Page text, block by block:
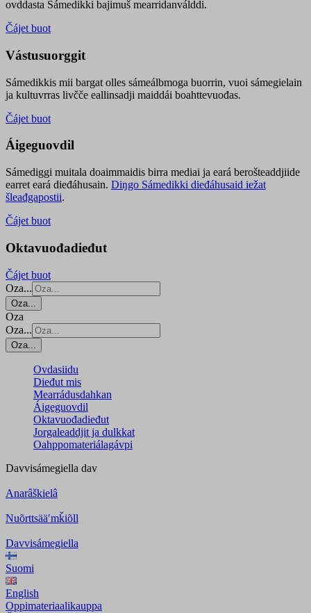
ovddasta Sámedikki bajimuš mearridanválddi.
Čájet buot
Vástusuorggit
Sámedikkis mii bargat olles sámeálbmoga buorrin, vuoi sámegielain
ja kultuvrras livčče eallinsadji maiddái boahttevuođas.
Čájet buot
Áigeguovdil
Sámediggi muitala doaimmaidis birra mediai ja eará berošteaddjiide
earret eará dieđáhusain. Diŋgo Sámedikki dieđáhusaid iežat
šleađgapostii.
Čájet buot
Oktavuođadieđut
Čájet buot
Oza...
Oza...
Oza
Oza...
Oza...
Ovdasiidu
Dieđut mis
Mearrádusdahkan
Áigeguovdil
Oktavuođadieđut
Jorgaleaddjit ja dulkkat
Oahppomateriálagávpi
Davvisámegiella dav
Anarâškielâ
Nuõrttsääʹmǩiõll
Davvisámegiella
Suomi
English
Oppimateriaalikauppa